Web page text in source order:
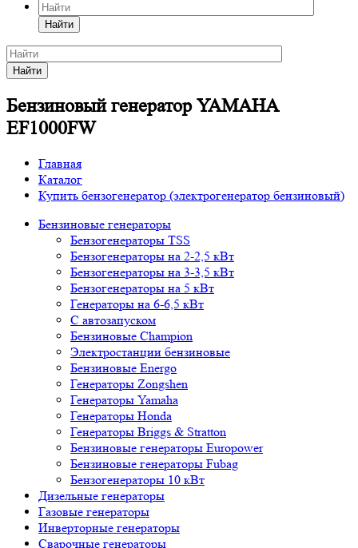
Найти
Найти
Бензиновый генератор YAMAHA
EF1000FW
Главная
Каталог
Купить бензогенератор (электрогенератор бензиновый)
Бензиновые генераторы
Бензогенераторы TSS
Бензогенераторы на 2-2,5 кВт
Бензогенераторы на 3-3,5 кВт
Бензогенераторы на 5 кВт
Генераторы на 6-6,5 кВт
С автозапуском
Бензиновые Champion
Электростанции бензиновые
Бензиновые Energo
Генераторы Zongshen
Генераторы Yamaha
Генераторы Honda
Генераторы Briggs & Stratton
Бензиновые генераторы Europower
Бензиновые генераторы Fubag
Бензогенераторы 10 кВт
Дизельные генераторы
Газовые генераторы
Инверторные генераторы
Сварочные генераторы